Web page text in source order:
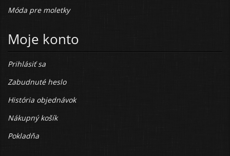
Móda pre moletky
Moje konto
Prihlásiť sa
Zabudnuté heslo
História objednávok
Nákupný košík
Pokladňa